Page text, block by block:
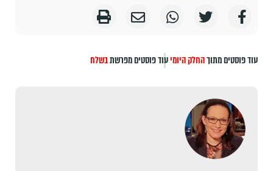
עוד פוסטים מתוךהחלק היומיעוד פוסטים מפרשתבשלח